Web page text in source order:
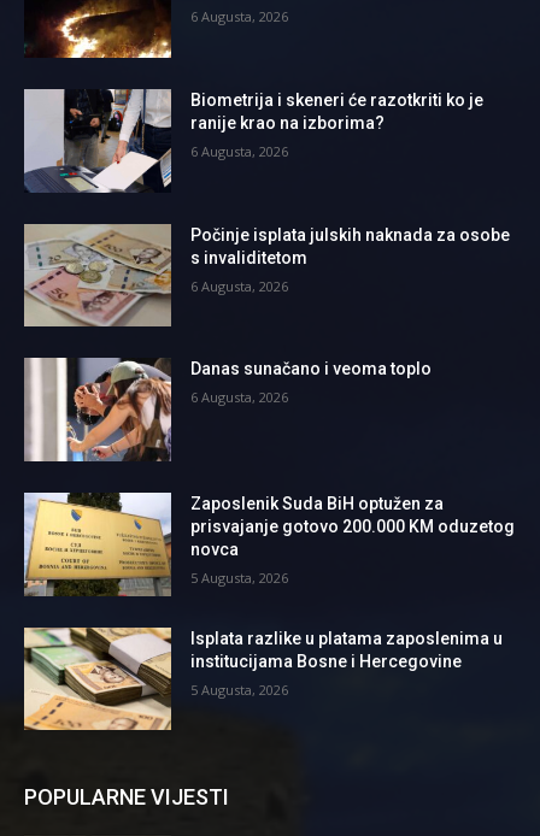
6 Augusta, 2026
Biometrija i skeneri će razotkriti ko je
ranije krao na izborima?
6 Augusta, 2026
Počinje isplata julskih naknada za osobe
s invaliditetom
6 Augusta, 2026
Danas sunačano i veoma toplo
6 Augusta, 2026
Zaposlenik Suda BiH optužen za
prisvajanje gotovo 200.000 KM oduzetog
novca
5 Augusta, 2026
Isplata razlike u platama zaposlenima u
institucijama Bosne i Hercegovine
5 Augusta, 2026
POPULARNE VIJESTI